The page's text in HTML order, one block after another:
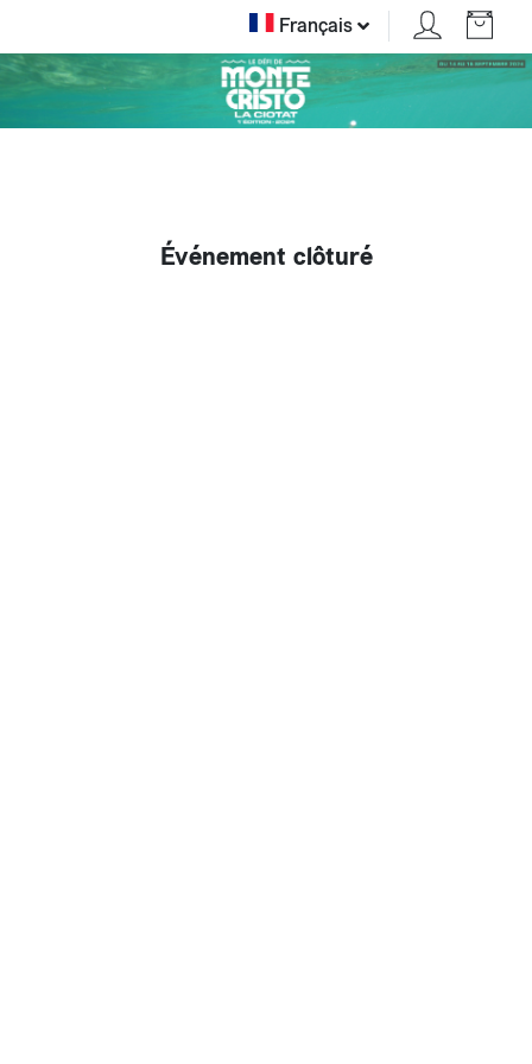
Français
Événement clôturé